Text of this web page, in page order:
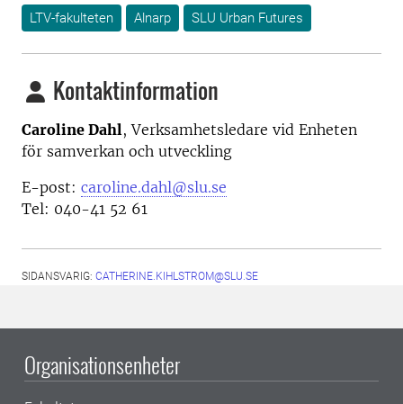
LTV-fakulteten
Alnarp SLU Urban Futures
Kontaktinformation
Caroline Dahl,Verksamhetsledare vid Enheten
för samverkan och utveckling
E-post: caroline.dahl@slu.se
Tel: 040-41 52 61
SIDANSVARIG: CATHERINE.KIHLSTROM@SLU.SE
Organisationsenheter